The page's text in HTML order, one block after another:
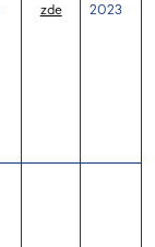
zde 2023